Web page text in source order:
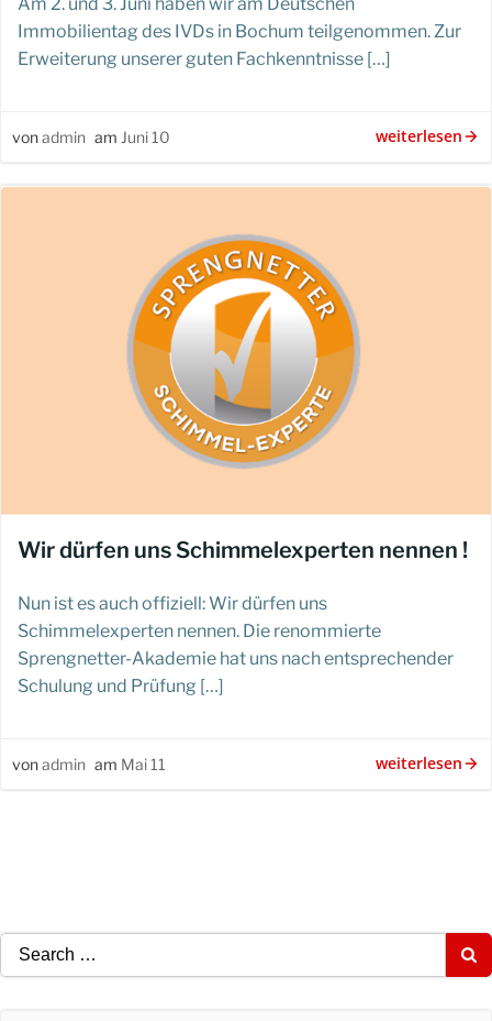
Immobilientag des IVDs in Bochum teilgenommen. Zur
Erweiterung unserer guten Fachkenntnisse […]
vonadmin am Juni 10 weiterlesen
Wir dürfen uns Schimmelexperten nennen !
Nun ist es auch offiziell: Wir dürfen uns
Schimmelexperten nennen. Die renommierte
Sprengnetter-Akademie hat uns nach entsprechender
Schulung und Prüfung […]
vonadmin am Mai 11 weiterlesen
Search
for: